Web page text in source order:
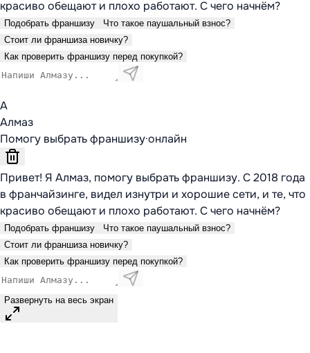
красиво обещают и плохо работают. С чего начнём?
Подобрать франшизу
Что такое паушальный взнос?
Стоит ли франшиза новичку?
Как проверить франшизу перед покупкой?
А
Алмаз
Помогу выбрать франшизу·онлайн
Привет! Я Алмаз, помогу выбрать франшизу. С 2018 года
в франчайзинге, видел изнутри и хорошие сети, и те, что
красиво обещают и плохо работают. С чего начнём?
Подобрать франшизу
Что такое паушальный взнос?
Стоит ли франшиза новичку?
Как проверить франшизу перед покупкой?
Развернуть на весь экран